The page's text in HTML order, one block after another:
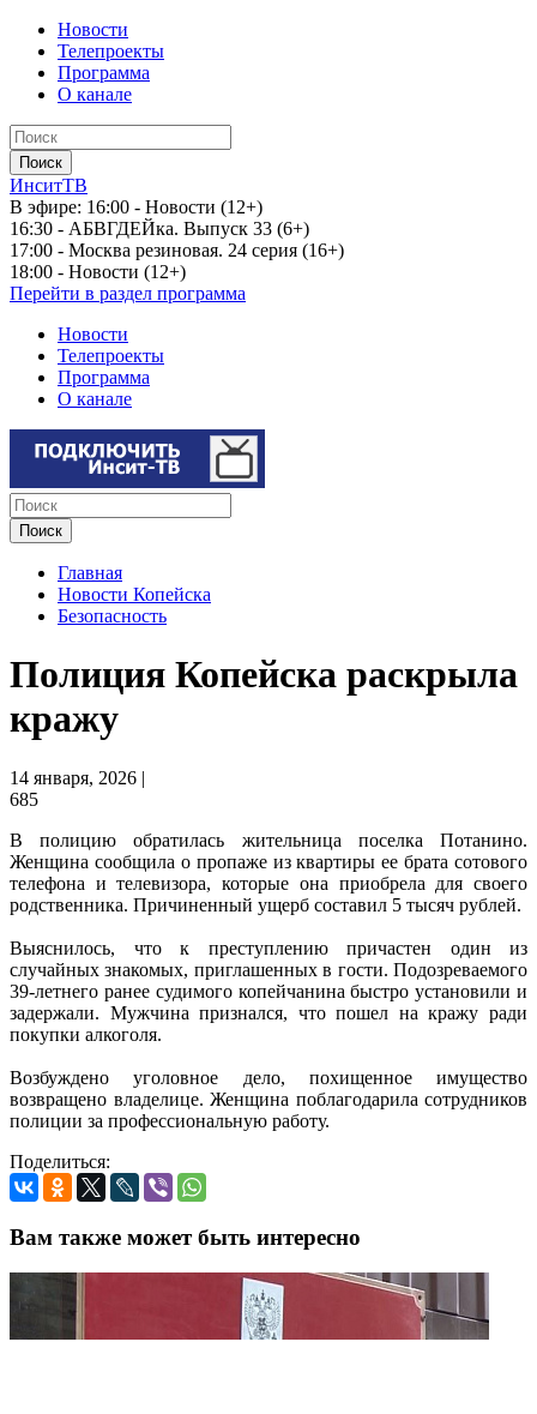
Новости
Телепроекты
Программа
О канале
ИнситТВ
В эфире: 16:00 - Новости (12+)
16:30 - АБВГДЕЙка. Выпуск 33 (6+)
17:00 - Москва резиновая. 24 серия (16+)
18:00 - Новости (12+)
Перейти в раздел программа
Новости
Телепроекты
Программа
О канале
Главная
Новости Копейска
Безопасность
Полиция Копейска раскрыла
кражу
14 января, 2026 |
685
В полицию обратилась жительница поселка Потанино.
Женщина сообщила о пропаже из квартиры ее брата сотового
телефона и телевизора, которые она приобрела для своего
родственника. Причиненный ущерб составил 5 тысяч рублей.
Выяснилось, что к преступлению причастен один из
случайных знакомых, приглашенных в гости. Подозреваемого
39-летнего ранее судимого копейчанина быстро установили и
задержали. Мужчина признался, что пошел на кражу ради
покупки алкоголя.
Возбуждено уголовное дело, похищенное имущество
возвращено владелице. Женщина поблагодарила сотрудников
полиции за профессиональную работу.
Поделиться:
Вам также может быть интересно